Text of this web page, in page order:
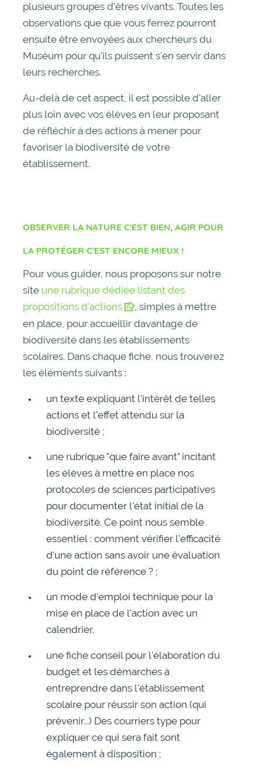
plusieurs groupes d'êtres vivants. Toutes les
observations que que vous ferrez pourront
ensuite être envoyées aux chercheurs du
Muséum pour qu'ils puissent s'en servir dans
leurs recherches.
Au-delà de cet aspect, il est possible d'aller
plus loin avec vos élèves en leur proposant
de réfléchir à des actions à mener pour
favoriser la biodiversité de votre
établissement.
OBSERVER LA NATURE C'EST BIEN, AGIR POUR
LA PROTÉGER C'EST ENCORE MIEUX !
Pour vous guider, nous proposons sur notre
site une rubrique dédiée listant des
propositions d'actions
, simples à mettre
en place, pour accueillir davantage de
biodiversité dans les établissements
scolaires. Dans chaque fiche, nous trouverez
les éléments suivants :
un texte expliquant l'intérêt de telles
actions et l'effet attendu sur la
biodiversité ;
une rubrique "que faire avant" incitant
les élèves à mettre en place nos
protocoles de sciences participatives
pour documenter l'état initial de la
biodiversité. Ce point nous semble
essentiel : comment vérifier l’efficacité
d'une action sans avoir une évaluation
du point de référence ? ;
un mode d'emploi technique pour la
mise en place de l'action avec un
calendrier.
une fiche conseil pour l'élaboration du
budget et les démarches à
entreprendre dans l'établissement
scolaire pour réussir son action (qui
prévenir...) Des courriers type pour
expliquer ce qui sera fait sont
également à disposition ;